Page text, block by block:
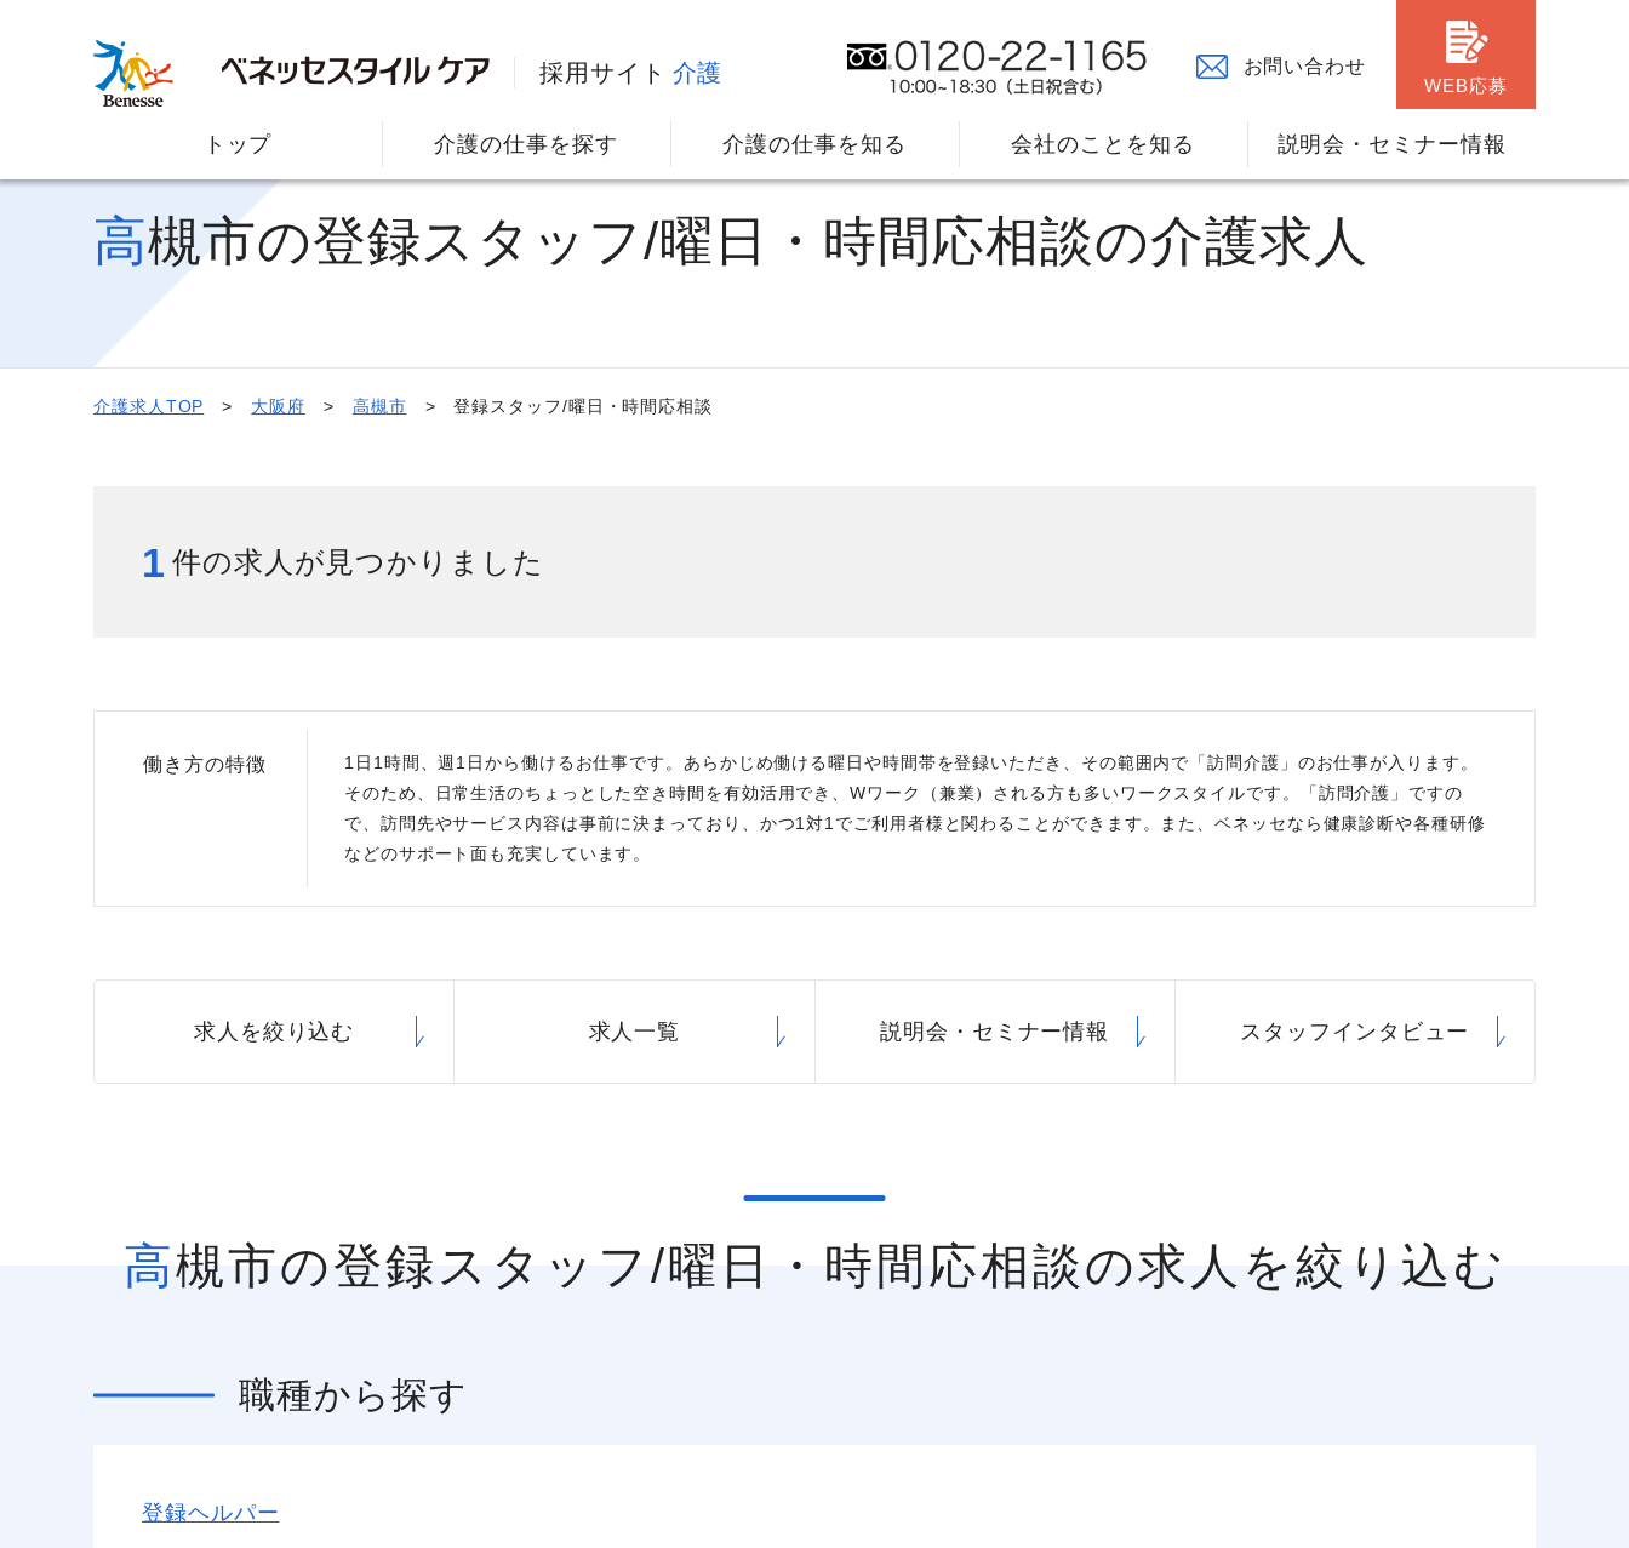
採用サイト 介護
お問い合わせ
WEB応募
トップ 介護の仕事を探す 介護の仕事を知る
給与制度 資格取得サポート制度 福利厚生
会社のことを知る
スタッフインタビュー 社員主役のプロジェクト 職場データ
説明会・セミナー情報
高槻市の登録スタッフ/曜日・時間応相談の介護求人
介護求人TOP 大阪府 高槻市 登録スタッフ/曜日・時間応相談
1 件の求人が見つかりました
働き方の特徴
1日1時間、週1日から働けるお仕事です。あらかじめ働ける曜日や時間帯を登録いただき、その範囲内で「訪問介護」のお仕事が入ります。
そのため、日常生活のちょっとした空き時間を有効活用でき、Wワーク（兼業）される方も多いワークスタイルです。「訪問介護」ですの
で、訪問先やサービス内容は事前に決まっており、かつ1対1でご利用者様と関わることができます。また、ベネッセなら健康診断や各種研修
などのサポート面も充実しています。
求人を絞り込む 求人一覧 説明会・ セミナー情報 スタッフ インタビュー
高槻市の登録スタッフ/曜日・時間応相談の求人を絞り込む
職種から探す
登録ヘルパー